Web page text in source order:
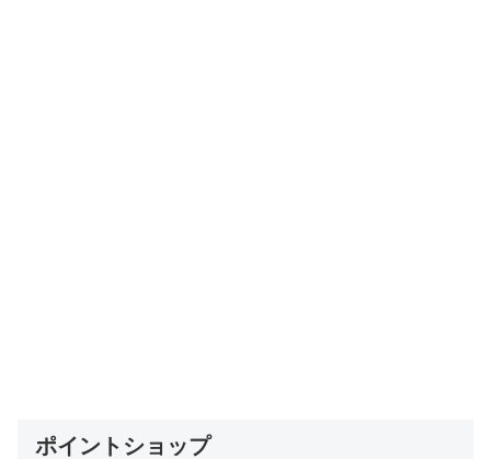
ポイントショップ